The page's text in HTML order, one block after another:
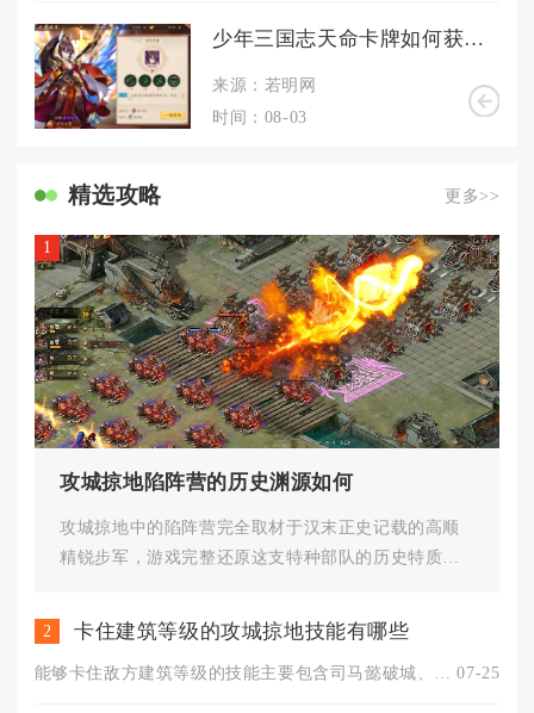
少年三国志天命卡牌如何获得有什么技巧吗
来源：若明网
时间：08-03
精选攻略 更多>>
1
攻城掠地陷阵营的历史渊源如何
攻城掠地中的陷阵营完全取材于汉末正史记载的高顺
精锐步军，游戏完整还原这支特种部队的历史特质并
2 卡住建筑等级的攻城掠地技能有哪些
07-25